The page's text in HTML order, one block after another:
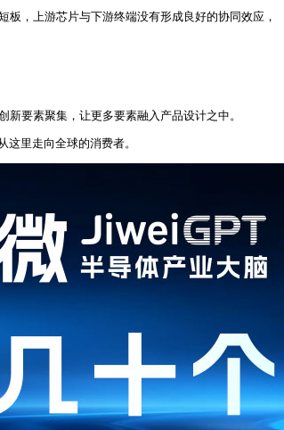
，上游芯片与下游终端没有形成良好的协同效应，
要素聚集，让更多要素融入产品设计之中。
里走向全球的消费者。